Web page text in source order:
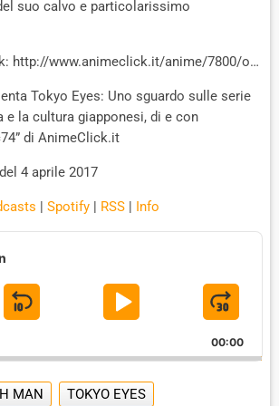
suo calvo e particolarissimo
http://www.animeclick.it/anime/7800/o…
Tokyo Eyes: Uno sguardo sulle serie
e la cultura giapponesi, di e con
di AnimeClick.it
4 aprile 2017
| Spotify | RSS | Info
S
I
P
P
A
Y
J
U
M
00:00
MAN TOKYO EYES